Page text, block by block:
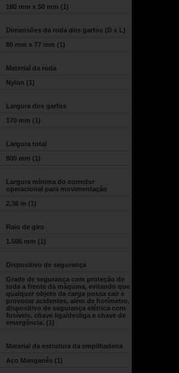
180 mm x 50 mm (1)
Dimensões da roda dos garfos (D x L)
80 mm x 77 mm (1)
Material da roda
Nylon (1)
Largura dos garfos
170 mm (1)
Largura total
800 mm (1)
Largura mínima do corredor
operacional para movimentação
2,36 m (1)
Raio de giro
1.505 mm (1)
Dispositivo de segurança
Grade de segurança com proteção de
toda a frente da máquina, evitando que
qualquer objeto da carga possa cair e
provocar acidentes, além de horímetro,
dispositivo de segurança elétrica com
fusíveis, chave liga/desliga e chave de
emergência. (1)
Material da estrutura da empilhadeira
Aço Manganês (1)